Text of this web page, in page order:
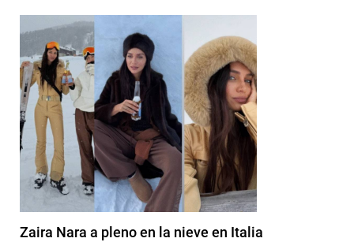
Zaira Nara a pleno en la nieve en Italia